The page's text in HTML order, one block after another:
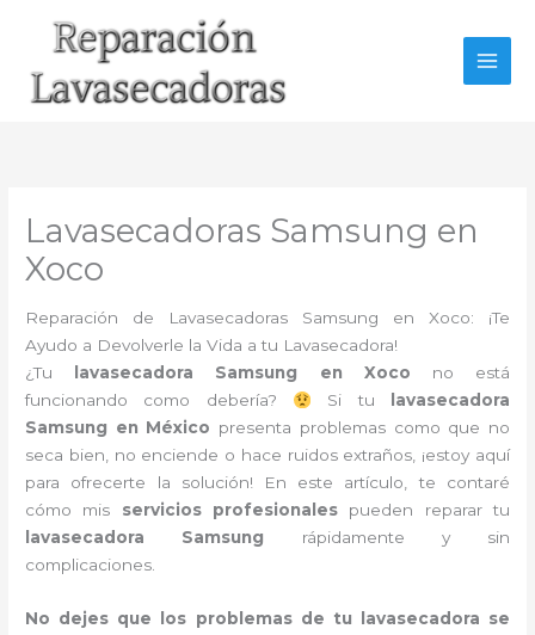
Lavasecadoras Samsung en
Xoco
Reparación de Lavasecadoras Samsung en Xoco: ¡Te
Ayudo a Devolverle la Vida a tu Lavasecadora!
¿Tu
lavasecadora Samsung en Xoco no está
funcionando como debería?
Si tu
lavasecadora
Samsung en México presenta problemas como que no
seca bien, no enciende o hace ruidos extraños, ¡estoy aquí
para ofrecerte la solución! En este artículo, te contaré
cómo mis servicios profesionales pueden reparar tu
lavasecadora Samsung rápidamente y sin
complicaciones.
No dejes que los problemas de tu lavasecadora se